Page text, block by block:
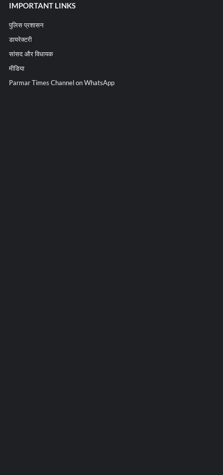
IMPORTANT LINKS
पुलिस प्रशासन
डायरेक्टरी
सांसद और विधायक
मीडिया
Parmar Times Channel on WhatsApp